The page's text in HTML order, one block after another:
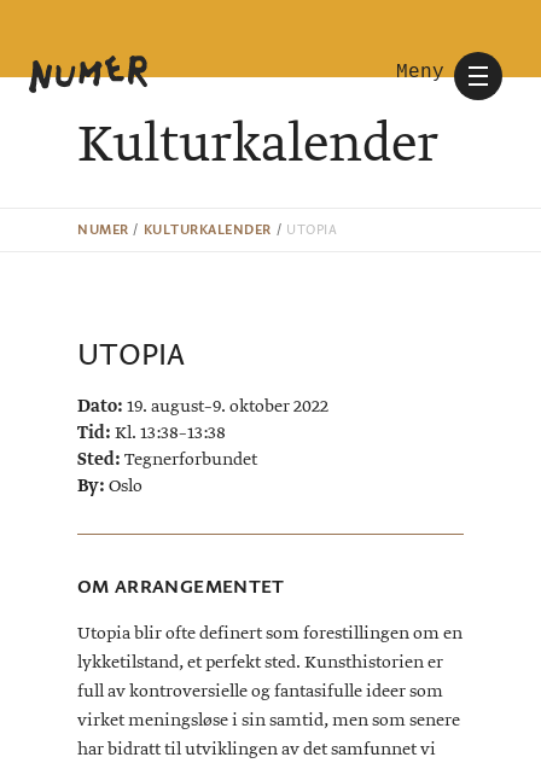
Meny
Kulturkalender
NUMER / KULTURKALENDER / UTOPIA
UTOPIA
Dato: 19. august–9. oktober 2022
Tid: Kl. 13:38–13:38
Sted: Tegnerforbundet
By: Oslo
OM ARRANGEMENTET
Utopia blir ofte definert som forestillingen om en
lykketilstand, et perfekt sted. Kunsthistorien er
full av kontroversielle og fantasifulle ideer som
virket meningsløse i sin samtid, men som senere
har bidratt til utviklingen av det samfunnet vi